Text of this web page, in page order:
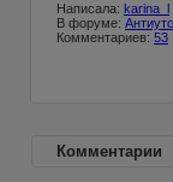
Написала: karina_l
В форуме:
Комментариев: 53
Комментарии